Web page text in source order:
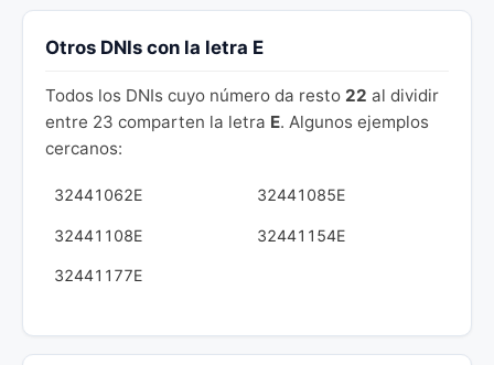
Otros DNIs con la letra E
Todos los DNIs cuyo número da resto 22 al dividir
entre 23 comparten la letra E. Algunos ejemplos
cercanos:
32441062E 32441085E
32441108E 32441154E
32441177E